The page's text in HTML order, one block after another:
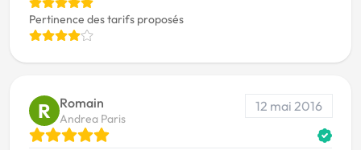
Pertinence des tarifs proposés
R Romain
Andrea Paris
12 mai 2016